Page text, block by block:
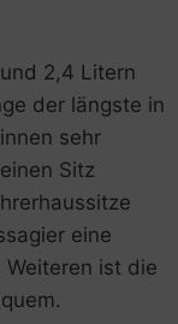
2,4 Litern
der längste in
sehr
Sitz
eine
ist die